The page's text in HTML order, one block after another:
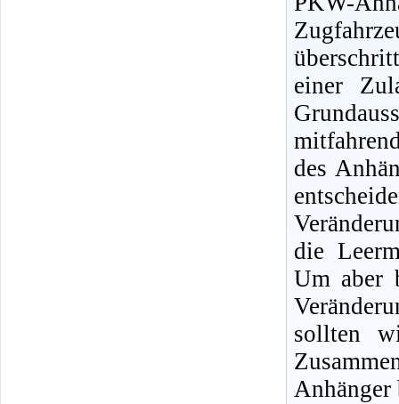
einer
des
die
Um aber
sollten
Anhänger